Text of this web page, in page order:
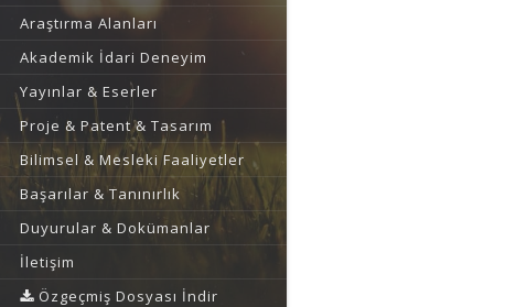
Araştırma Alanları
Akademik İdari Deneyim
Yayınlar & Eserler
Proje & Patent & Tasarım
Bilimsel & Mesleki Faaliyetler
Başarılar & Tanınırlık
Duyurular & Dokümanlar
İletişim
Özgeçmiş Dosyası İndir